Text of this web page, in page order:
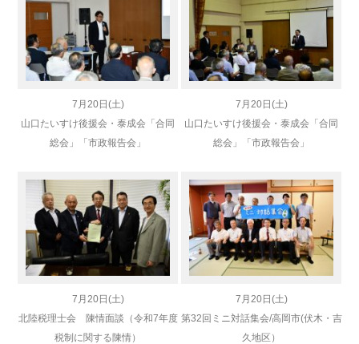
7月20日(土)
山口たいすけ後援会・泰成会「合同
総会」「市政報告会」
7月20日(土)
山口たいすけ後援会・泰成会「合同
総会」「市政報告会」
7月20日(土)
北陸税理士会 陳情面談（令和7年度
税制に関する陳情）
7月20日(土)
第32回ミニ対話集会/高岡市(伏木・吉
久地区）